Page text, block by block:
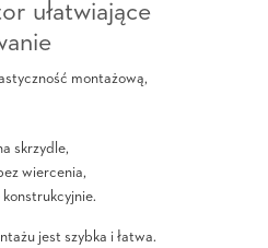
ułatwiające
montażową,
skrzydle,
wiercenia,
jest szybka i łatwa.